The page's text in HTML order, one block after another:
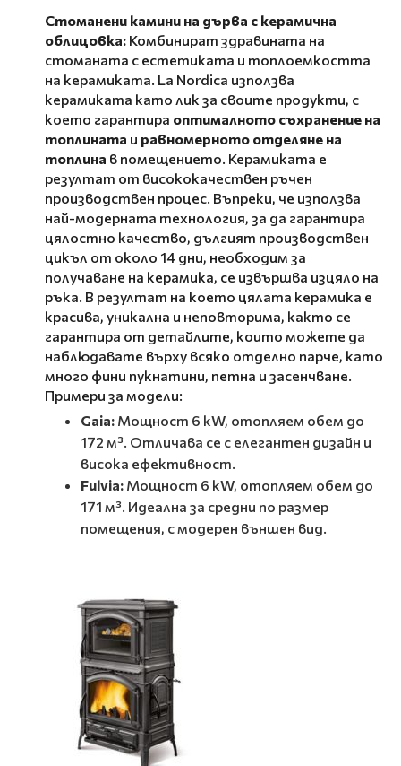
Стоманени камини на дърва с керамична
облицовка: Комбинират здравината на
стоманата с естетиката и топлоемкостта
на керамиката. La Nordica използва
керамиката като лик за своите продукти, с
което гарантира оптималното съхранение на
топлината и равномерното отделяне на
топлина в помещението. Керамиката е
резултат от висококачествен ръчен
производствен процес. Въпреки, че използва
най-модерната технология, за да гарантира
цялостно качество, дългият производствен
цикъл от около 14 дни, необходим за
получаване на керамика, се извършва изцяло на
ръка. В резултат на което цялата керамика е
красива, уникална и неповторима, както се
гарантира от детайлите, които можете да
наблюдавате върху всяко отделно парче, като
много фини пукнатини, петна и засенчване.
Примери за модели:
Gaia: Мощност 6 kW, отопляем обем до
172 м³. Отличава се с елегантен дизайн и
висока ефективност.
Fulvia: Мощност 6 kW, отопляем обем до
171 м³. Идеална за средни по размер
помещения, с модерен външен вид.